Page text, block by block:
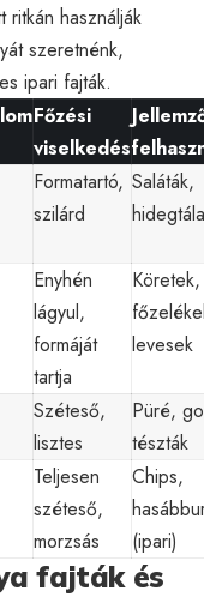
ritkán használják
szeretnénk,
ipari fajták.
Főzési
viselkedés
Formatartó,
szilárd
Saláták,
Enyhén
lágyul,
formáját
tartja
Köretek,
levesek
Széteső,
lisztes
Püré,
tészták
Teljesen
széteső,
morzsás
Chips,
(ipari)
fajták és